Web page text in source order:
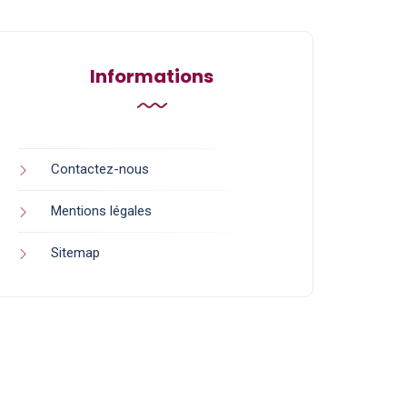
Informations
Contactez-nous
Mentions légales
Sitemap